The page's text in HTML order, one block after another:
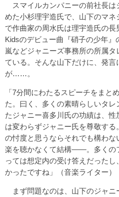
スマイルカンパニーの前社長は
めた小杉理宇造氏で、山下のマ
で作曲家の周水氏は理宇造氏の
Kidsのデビュー曲『硝子の少年
嵐などジャニーズ事務所の所属
ている。そんな山下だけに、発
が……。
「7分間にわたるスピーチをまと
た。曰く、多くの素晴らしいタ
たジャニー喜多川氏の功績は、
は変わらずジャニー氏を尊敬す
の忖度と思うならそれでも構わ
楽を聴かなくて結構――。多くの
っては想定内の受け答えだった
かったですね」（音楽ライター）
まず問題なのは、山下のジャニ